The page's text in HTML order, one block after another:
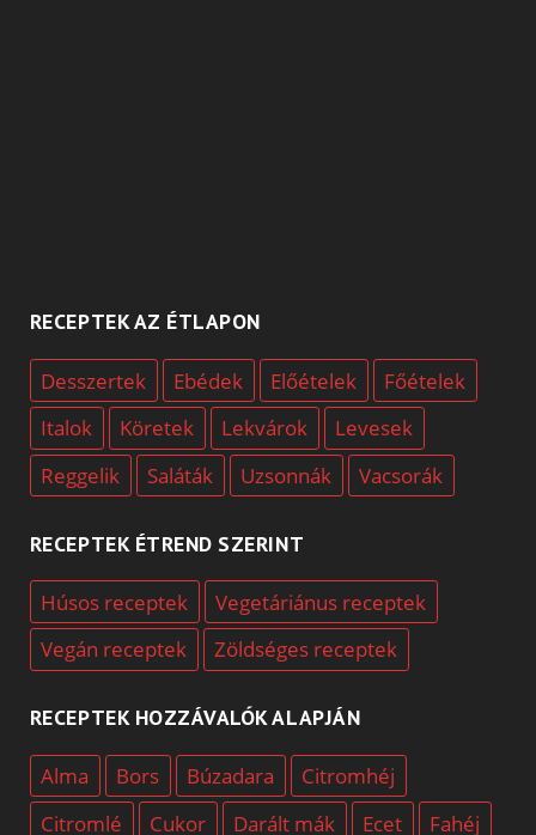
RECEPTEK AZ ÉTLAPON
Desszertek Ebédek Előételek
Főételek
Italok
Köretek Lekvárok
Levesek
Reggelik
Saláták Uzsonnák Vacsorák
RECEPTEK ÉTREND SZERINT
Húsos receptek
Vegetáriánus receptek
Vegán receptek
Zöldséges receptek
RECEPTEK HOZZÁVALÓK ALAPJÁN
Alma Bors Búzadara
Citromhéj
Citromlé
Cukor Darált mák Ecet Fahéj